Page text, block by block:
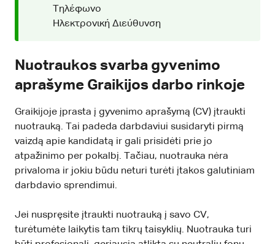
Τηλέφωνο
Ηλεκτρονική Διεύθυνση
Nuotraukos svarba gyvenimo
aprašyme Graikijos darbo rinkoje
Graikijoje įprasta į gyvenimo aprašymą (CV) įtraukti
nuotrauką. Tai padeda darbdaviui susidaryti pirmą
vaizdą apie kandidatą ir gali prisidėti prie jo
atpažinimo per pokalbį. Tačiau, nuotrauka nėra
privaloma ir jokiu būdu neturi turėti įtakos galutiniam
darbdavio sprendimui.
Jei nuspręsite įtraukti nuotrauką į savo CV,
turėtumėte laikytis tam tikrų taisyklių. Nuotrauka turi